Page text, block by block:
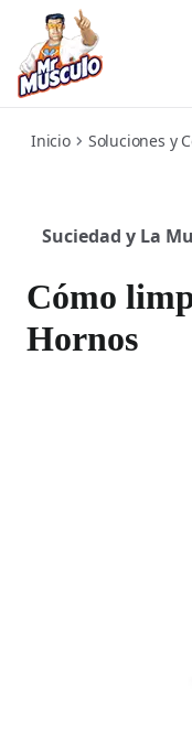
Inicio Soluciones y
Suciedad y La
Cómo
Hornos